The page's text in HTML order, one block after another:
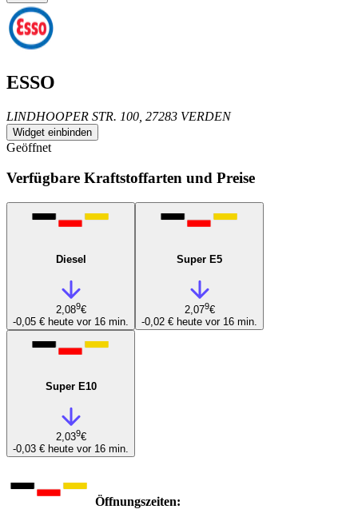
ESSO
LINDHOOPER STR. 100, 27283 VERDEN
Widget einbinden
Geöffnet
Verfügbare Kraftstoffarten und Preise
Diesel
2,089€
-0,05 € heute vor 16 min.
Super E5
2,079€
-0,02 € heute vor 16 min.
Super E10
2,039€
-0,03 € heute vor 16 min.
Öffnungszeiten: